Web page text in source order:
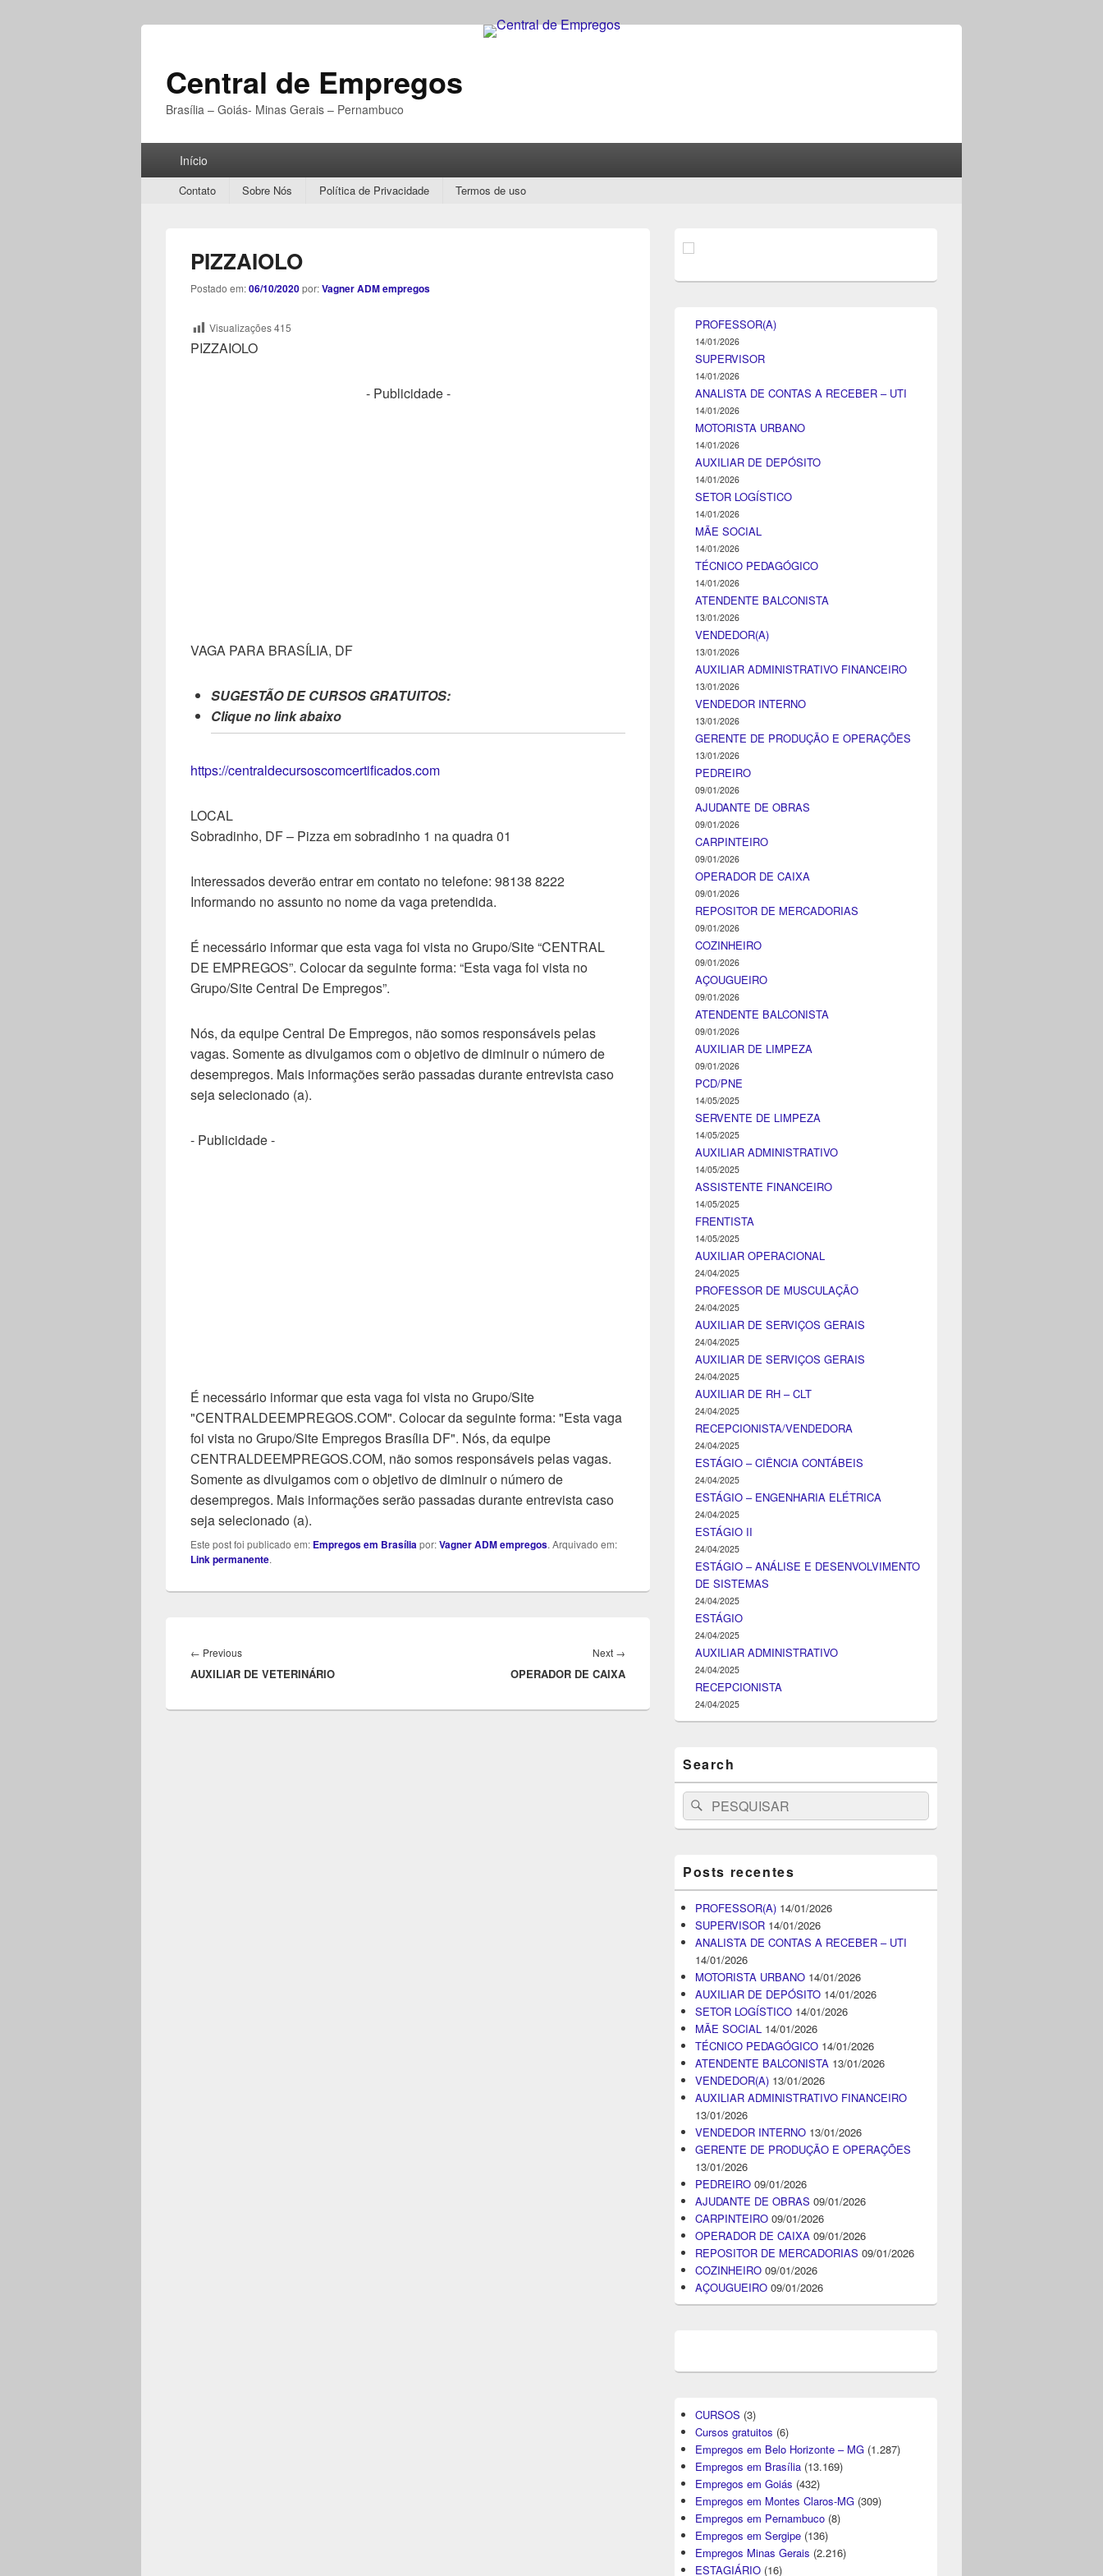
Central de Empregos
Brasília – Goiás- Minas Gerais – Pernambuco
PrincipalInício
Secondary
Contato Sobre Nós Política de Privacidade Termos de uso
PIZZAIOLO
Postado em:06/10/2020por:Vagner ADM empregos
Visualizações415
PIZZAIOLO
- Publicidade -
VAGA PARA BRASÍLIA, DF
SUGESTÃO DE CURSOS GRATUITOS:
Clique no link abaixo
https://centraldecursoscomcertificados.com
LOCAL
Sobradinho, DF – Pizza em sobradinho 1 na quadra 01
Interessados deverão entrar em contato no telefone: 98138 8222
Informando no assunto no nome da vaga pretendida.
É necessário informar que esta vaga foi vista no Grupo/Site “CENTRAL
DE EMPREGOS”. Colocar da seguinte forma: “Esta vaga foi vista no
Grupo/Site Central De Empregos”.
Nós, da equipe Central De Empregos, não somos responsáveis pelas
vagas. Somente as divulgamos com o objetivo de diminuir o número de
desempregos. Mais informações serão passadas durante entrevista caso
seja selecionado (a).
- Publicidade -
É necessário informar que esta vaga foi vista no Grupo/Site
"CENTRALDEEMPREGOS.COM". Colocar da seguinte forma: "Esta vaga
foi vista no Grupo/Site Empregos Brasília DF". Nós, da equipe
CENTRALDEEMPREGOS.COM, não somos responsáveis pelas vagas.
Somente as divulgamos com o objetivo de diminuir o número de
desempregos. Mais informações serão passadas durante entrevista caso
seja selecionado (a).
Este post foi publicado em: Empregos em Brasíliapor:Vagner ADM empregos. Arquivado em:
Link permanente.
de
Post
← PreviousPrevious
post:
AUXILIAR DE VETERINÁRIO
Next →
post:
OPERADOR DE CAIXA
da
lateral
PROFESSOR(A)
14/01/2026
SUPERVISOR
14/01/2026
ANALISTA DE CONTAS A RECEBER – UTI
14/01/2026
MOTORISTA URBANO
14/01/2026
AUXILIAR DE DEPÓSITO
14/01/2026
SETOR LOGÍSTICO
14/01/2026
MÃE SOCIAL
14/01/2026
TÉCNICO PEDAGÓGICO
14/01/2026
ATENDENTE BALCONISTA
13/01/2026
VENDEDOR(A)
13/01/2026
AUXILIAR ADMINISTRATIVO FINANCEIRO
13/01/2026
VENDEDOR INTERNO
13/01/2026
GERENTE DE PRODUÇÃO E OPERAÇÕES
13/01/2026
PEDREIRO
09/01/2026
AJUDANTE DE OBRAS
09/01/2026
CARPINTEIRO
09/01/2026
OPERADOR DE CAIXA
09/01/2026
REPOSITOR DE MERCADORIAS
09/01/2026
COZINHEIRO
09/01/2026
AÇOUGUEIRO
09/01/2026
ATENDENTE BALCONISTA
09/01/2026
AUXILIAR DE LIMPEZA
09/01/2026
PCD/PNE
14/05/2025
SERVENTE DE LIMPEZA
14/05/2025
AUXILIAR ADMINISTRATIVO
14/05/2025
ASSISTENTE FINANCEIRO
14/05/2025
FRENTISTA
14/05/2025
AUXILIAR OPERACIONAL
24/04/2025
PROFESSOR DE MUSCULAÇÃO
24/04/2025
AUXILIAR DE SERVIÇOS GERAIS
24/04/2025
AUXILIAR DE SERVIÇOS GERAIS
24/04/2025
AUXILIAR DE RH – CLT
24/04/2025
RECEPCIONISTA/VENDEDORA
24/04/2025
ESTÁGIO – CIÊNCIA CONTÁBEIS
24/04/2025
ESTÁGIO – ENGENHARIA ELÉTRICA
24/04/2025
ESTÁGIO II
24/04/2025
ESTÁGIO – ANÁLISE E DESENVOLVIMENTO
DE SISTEMAS
24/04/2025
ESTÁGIO
24/04/2025
AUXILIAR ADMINISTRATIVO
24/04/2025
RECEPCIONISTA
24/04/2025
Search
Search
for:
Pesquisar
Posts recentes
PROFESSOR(A) 14/01/2026
SUPERVISOR 14/01/2026
ANALISTA DE CONTAS A RECEBER – UTI
14/01/2026
MOTORISTA URBANO 14/01/2026
AUXILIAR DE DEPÓSITO 14/01/2026
SETOR LOGÍSTICO 14/01/2026
MÃE SOCIAL 14/01/2026
TÉCNICO PEDAGÓGICO 14/01/2026
ATENDENTE BALCONISTA 13/01/2026
VENDEDOR(A) 13/01/2026
AUXILIAR ADMINISTRATIVO FINANCEIRO
13/01/2026
VENDEDOR INTERNO 13/01/2026
GERENTE DE PRODUÇÃO E OPERAÇÕES
13/01/2026
PEDREIRO 09/01/2026
AJUDANTE DE OBRAS 09/01/2026
CARPINTEIRO 09/01/2026
OPERADOR DE CAIXA 09/01/2026
REPOSITOR DE MERCADORIAS 09/01/2026
COZINHEIRO 09/01/2026
AÇOUGUEIRO 09/01/2026
CURSOS (3)
Cursos gratuitos (6)
Empregos em Belo Horizonte – MG (1.287)
Empregos em Brasília (13.169)
Empregos em Goiás (432)
Empregos em Montes Claros-MG (309)
Empregos em Pernambuco (8)
Empregos em Sergipe (136)
Empregos Minas Gerais (2.216)
ESTAGIÁRIO (16)